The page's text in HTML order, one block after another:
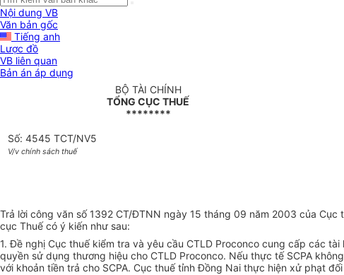
Nội dung VB
Văn bản gốc
Tiếng anh
Lược đồ
VB liên quan
Bản án áp dụng
BỘ TÀI CHÍNH
TỔNG CỤC THUẾ
********
Số: 4545 TCT/NV5
V/v chính sách thuế
Trả lời công văn số 1392 CT/ĐTNN ngày 15 tháng 09 năm 2003 của
cục Thuế có ý kiến như sau:
1. Đề nghị Cục thuế kiểm tra và yêu cầu CTLD Proconco cung cấp các
quyền sử dụng thương hiệu cho CTLD Proconco. Nếu thực tế SCPA
với khoản tiền trả cho SCPA. Cục thuế tỉnh Đồng Nai thực hiện xử phạt